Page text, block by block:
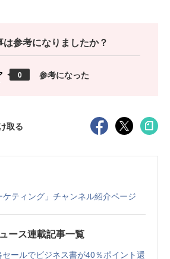
は参考になりましたか？
0 参考になった
取る
ケティング」チャンネル紹介ページ
ース連載記事一覧
ールでビジネス書が40％ポイント還